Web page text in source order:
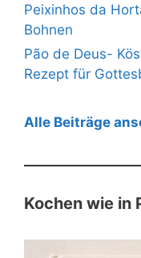
Peixinhos da
Bohnen
Pão de Deus-
Rezept für
Alle Beiträge
Kochen wie in